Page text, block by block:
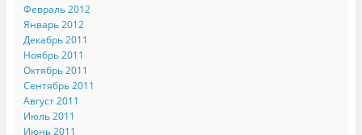
Февраль 2012
Январь 2012
Декабрь 2011
Ноябрь 2011
Октябрь 2011
Сентябрь 2011
Август 2011
Июль 2011
Июнь 2011